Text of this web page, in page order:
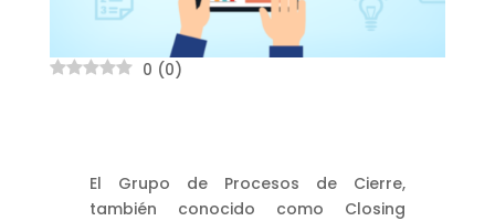
0 (0)
El Grupo de Procesos de Cierre,
también conocido como Closing